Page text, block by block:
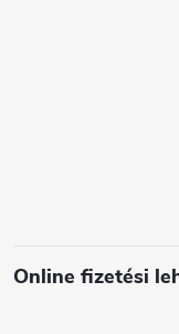
Online fizetési